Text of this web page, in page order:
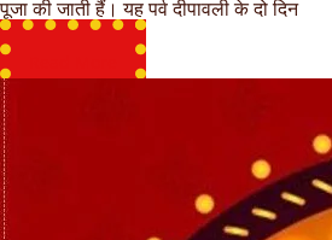
पूजा की जाती हैं। यह पर्व दीपावली के दो दिन